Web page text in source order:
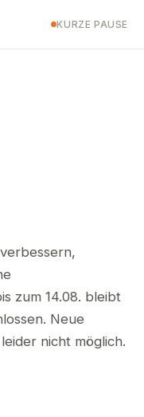
KURZE PAUSE
zum 14.08. bleibt
Neue
nicht möglich.